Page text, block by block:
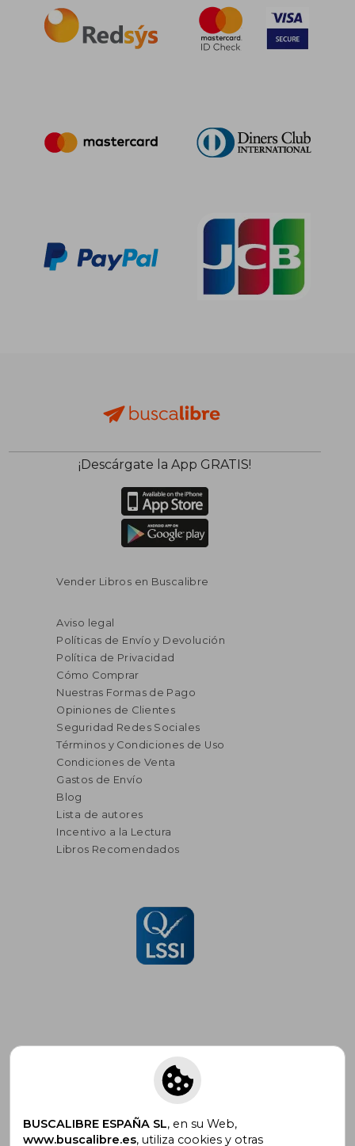
¡Descárgate la App GRATIS!
Vender Libros en Buscalibre
Aviso legal
Políticas de Envío y Devolución
Política de Privacidad
Cómo Comprar
Nuestras Formas de Pago
Opiniones de Clientes
Seguridad Redes Sociales
Términos y Condiciones de Uso
Condiciones de Venta
Gastos de Envío
Blog
Lista de autores
Incentivo a la Lectura
Libros Recomendados
Suscríbete para recibir ofertas y
promociones
BUSCALIBRE ESPAÑA SL, en su Web,
www.buscalibre.es, utiliza cookies y otras